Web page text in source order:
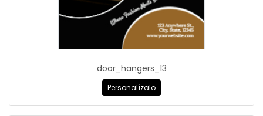
door_hangers_13
Personalízalo